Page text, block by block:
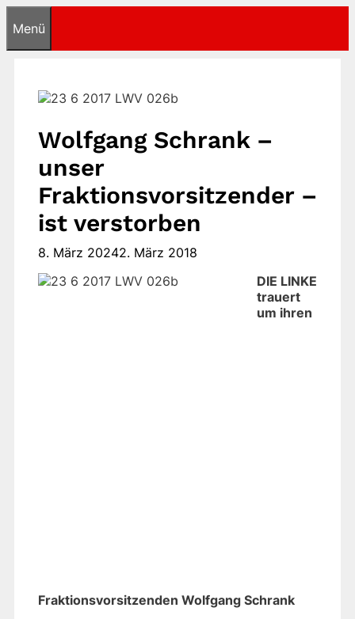
Inhalt
springen
Menü
Wolfgang Schrank –
unser
Fraktionsvorsitzender –
ist verstorben
8. März 20242. März 2018
DIE LINKE
trauert
um ihren
Fraktionsvorsitzenden Wolfgang Schrank